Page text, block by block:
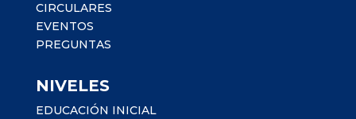
CIRCULARES
EVENTOS
PREGUNTAS
NIVELES
EDUCACIÓN INICIAL